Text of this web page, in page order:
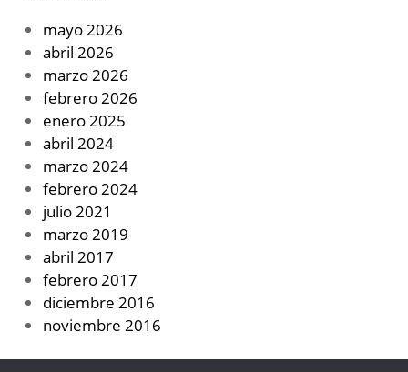
mayo 2026
abril 2026
marzo 2026
febrero 2026
enero 2025
abril 2024
marzo 2024
febrero 2024
julio 2021
marzo 2019
abril 2017
febrero 2017
diciembre 2016
noviembre 2016